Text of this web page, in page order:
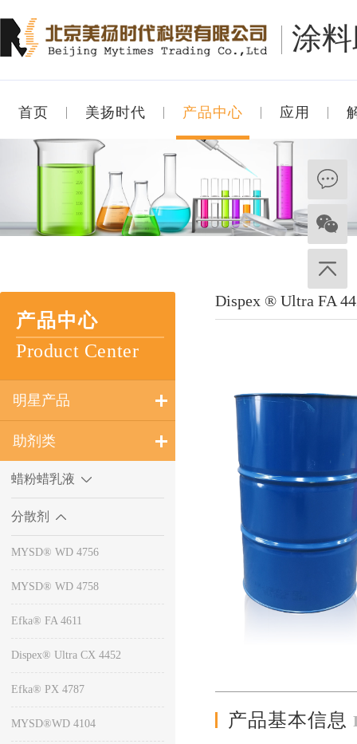
涂
首页 美扬时代 产品中心 应用
产品中心
Product Center
明星产品
助剂类
蜡粉蜡乳液
分散剂
MYSD® WD 4756
MYSD® WD 4758
Efka® FA 4611
Dispex® Ultra CX 4452
Efka® PX 4787
MYSD®WD 4104
Dispex ® Ultra FA
产品基本信息